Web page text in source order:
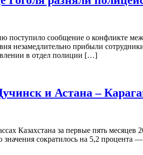
поступило сообщение о конфликте
незамедлительно прибыли
в отдел полиции […]
и Астана –
Казахстана за первые пять
значения сократилось на 5,2